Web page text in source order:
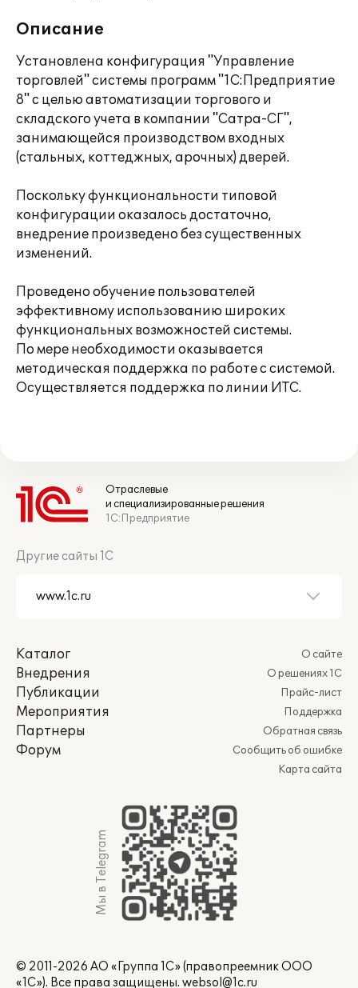
Описание
Установлена конфигурация "Управление
торговлей" системы программ "1С:Предприятие
8" с целью автоматизации торгового и
складского учета в компании "Сатра-СГ",
занимающейся производством входных
(стальных, коттеджных, арочных) дверей.
Поскольку функциональности типовой
конфигурации оказалось достаточно,
внедрение произведено без существенных
изменений.
Проведено обучение пользователей
эффективному использованию широких
функциональных возможностей системы.
По мере необходимости оказывается
методическая поддержка по работе с системой.
Осуществляется поддержка по линии ИТС.
Отраслевые
и специализированные решения
1С:Предприятие
Другие сайты 1С
Каталог
Внедрения
Публикации
Мероприятия
Партнеры
Форум
О сайте
О решениях 1С
Прайс-лист
Поддержка
Обратная связь
Сообщить об ошибке
Карта сайта
Мы в Telegram
© 2011-2026 АО «Группа 1С» (правопреемник ООО
«1С»). Все права защищены. websol@1c.ru